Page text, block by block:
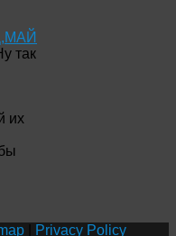
так
их
Privacy Policy